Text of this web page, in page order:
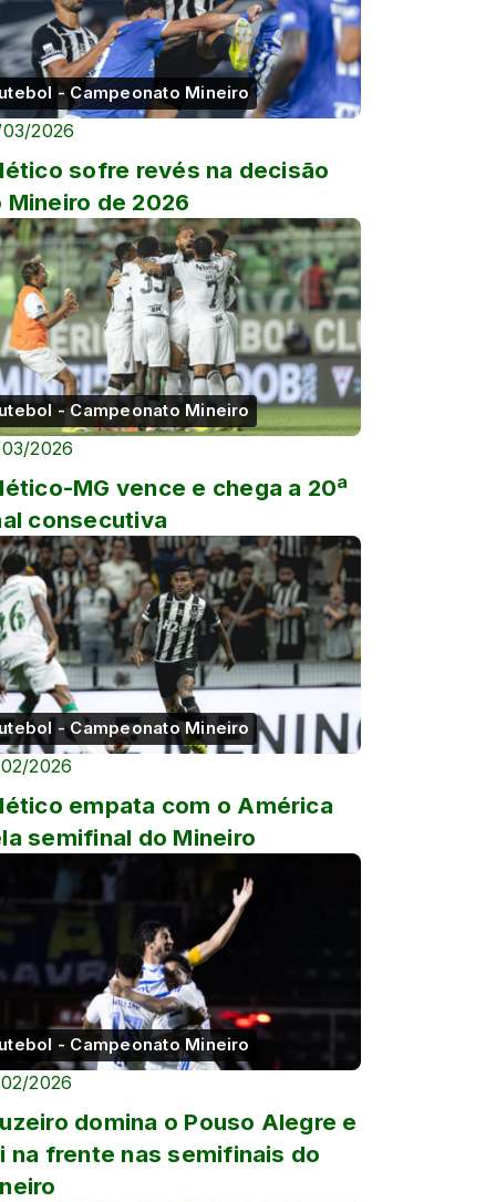
- Campeonato Mineiro
2026
sofre revés na decisão
Mineiro de 2026
- Campeonato Mineiro
2026
MG vence e chega a 20ª
consecutiva
- Campeonato Mineiro
2026
empata com o América
semifinal do Mineiro
- Campeonato Mineiro
2026
domina o Pouso Alegre e
na frente nas semifinais do